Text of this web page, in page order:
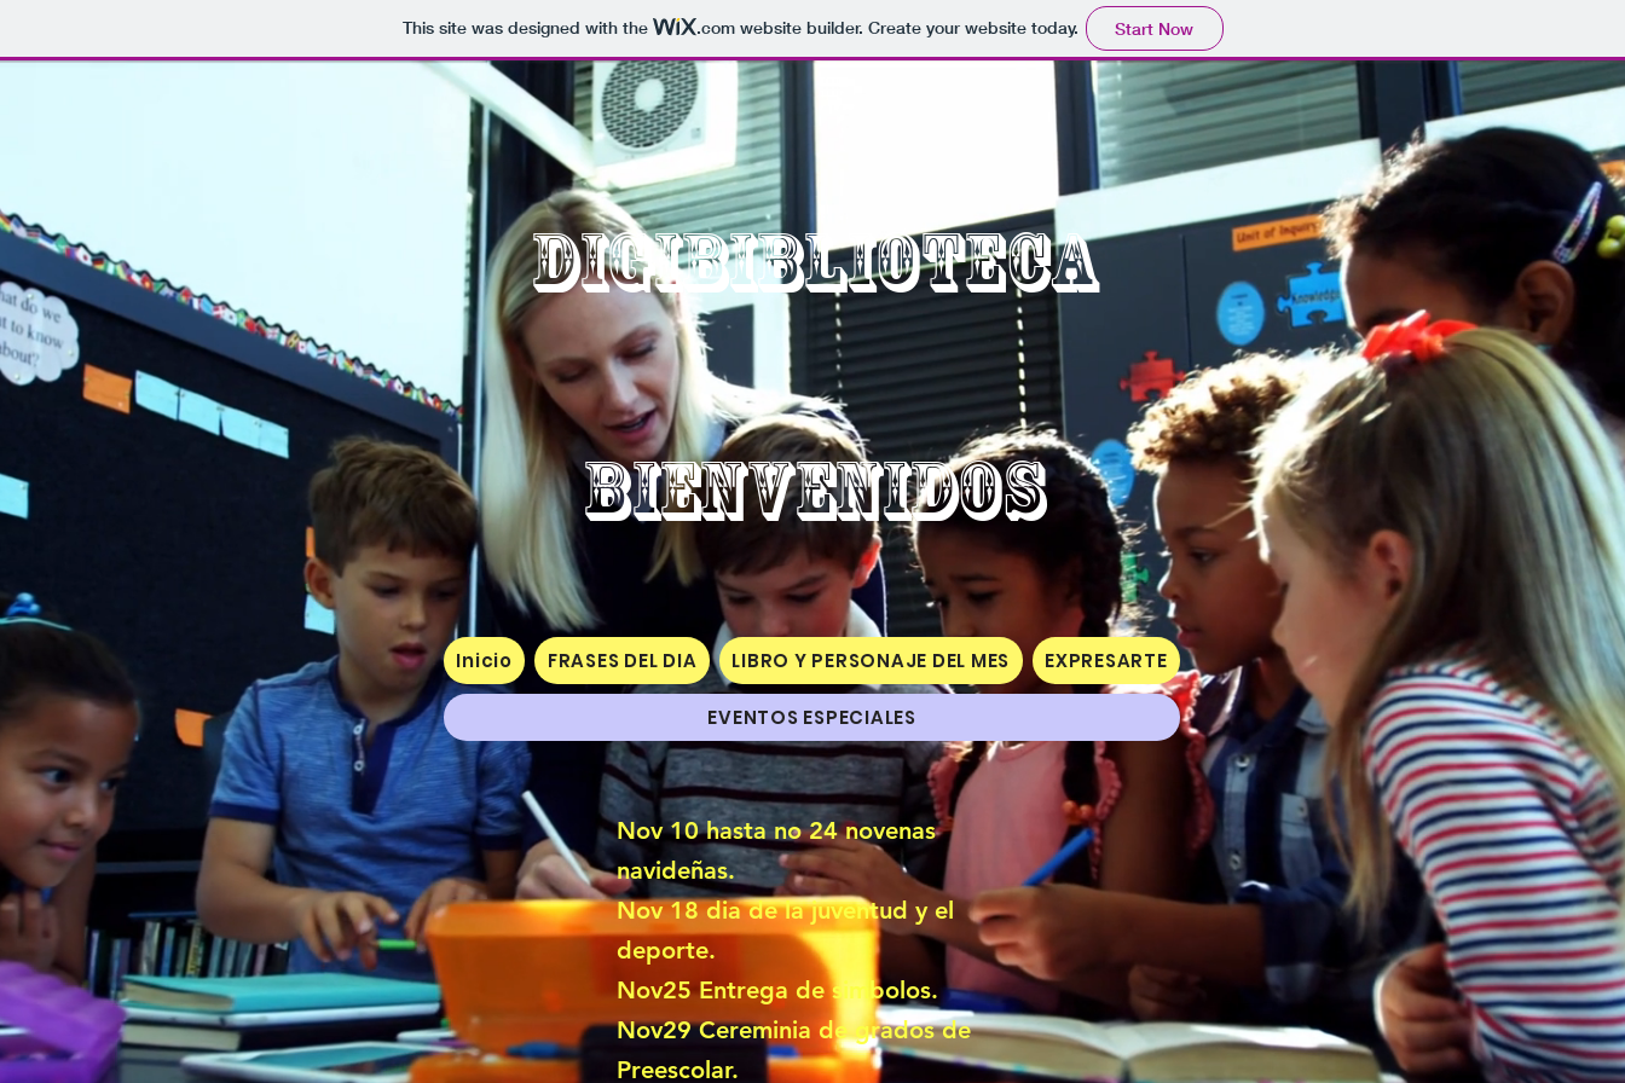
This site was designed with the .comwebsite builder. Create your website today. Start Now
DIGIBIBLIOTECA
BIENVENIDOS
Inicio FRASES DEL DIA LIBRO Y PERSONAJE DEL MES EXPRESARTE
EVENTOS ESPECIALES
Nov 10 hasta no 24 novenas
navideñas.
Nov 18 dia de la juventud y el
deporte.
Nov25 Entrega de simbolos.
Nov29 Cereminia de grados de
Preescolar.